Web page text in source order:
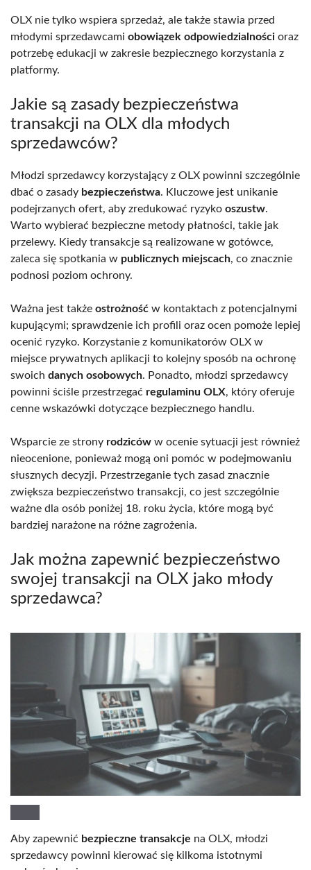
OLX nie tylko wspiera sprzedaż, ale także stawia przed
młodymi sprzedawcami obowiązek odpowiedzialności oraz
potrzebę edukacji w zakresie bezpiecznego korzystania z
platformy.
Jakie są zasady bezpieczeństwa
transakcji na OLX dla młodych
sprzedawców?
Młodzi sprzedawcy korzystający z OLX powinni szczególnie
dbać o zasady bezpieczeństwa. Kluczowe jest unikanie
podejrzanych ofert, aby zredukować ryzyko oszustw.
Warto wybierać bezpieczne metody płatności, takie jak
przelewy. Kiedy transakcje są realizowane w gotówce,
zaleca się spotkania w publicznych miejscach, co znacznie
podnosi poziom ochrony.
Ważna jest także ostrożność w kontaktach z potencjalnymi
kupującymi; sprawdzenie ich profili oraz ocen pomoże lepiej
ocenić ryzyko. Korzystanie z komunikatorów OLX w
miejsce prywatnych aplikacji to kolejny sposób na ochronę
swoich danych osobowych. Ponadto, młodzi sprzedawcy
powinni ściśle przestrzegać regulaminu OLX, który oferuje
cenne wskazówki dotyczące bezpiecznego handlu.
Wsparcie ze strony rodziców w ocenie sytuacji jest również
nieocenione, ponieważ mogą oni pomóc w podejmowaniu
słusznych decyzji. Przestrzeganie tych zasad znacznie
zwiększa bezpieczeństwo transakcji, co jest szczególnie
ważne dla osób poniżej 18. roku życia, które mogą być
bardziej narażone na różne zagrożenia.
Jak można zapewnić bezpieczeństwo
swojej transakcji na OLX jako młody
sprzedawca?
Aby zapewnić bezpieczne transakcje na OLX, młodzi
sprzedawcy powinni kierować się kilkoma istotnymi